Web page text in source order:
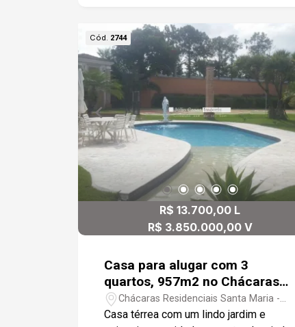
paisagismo. Andar superior com 3
suítes amplas 1 sendo máster com
closet todas com ar condicionado,
banheiros com box em vidro e
gabinetes, quartos em piso madeira.
Casa ampla arejada e espaçosa.
Condomínio com área verde,
playground, salão de festas, trilha,
quadra poliesportiva.
Cód. 2744
R$ 13.700,00 L
R$ 3.850.000,00 V
Casa para alugar com 3
quartos, 957m2 no Chácaras
Residenciais Santa Maria -
Votorantim
Chácaras Residenciais Santa Maria -
Votorantim/SP
Casa térrea com um lindo jardim e